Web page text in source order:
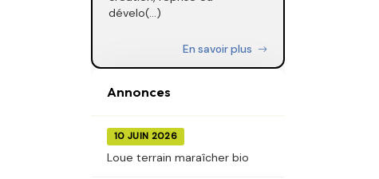
dévelo(...)
En savoir plus
Annonces
10 JUIN 2026
Loue terrain maraîcher bio